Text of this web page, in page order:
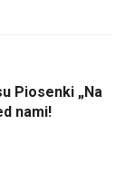
Piosenki „Na
nami!